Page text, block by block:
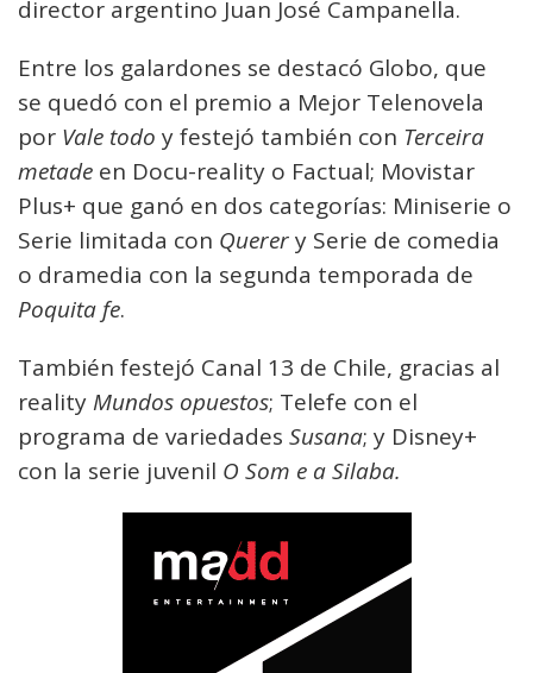
director argentino Juan José Campanella.
Entre los galardones se destacó Globo, que
se quedó con el premio a Mejor Telenovela
por Vale todo y festejó también con Terceira
metade en Docu-reality o Factual; Movistar
Plus+ que ganó en dos categorías: Miniserie o
Serie limitada con Querery Serie de comedia
o dramedia con la segunda temporada de
Poquita fe.
También festejó Canal 13 de Chile, gracias al
reality Mundos opuestos; Telefe con el
programa de variedades Susana; y Disney+
con la serie juvenil O Som e a Silaba.